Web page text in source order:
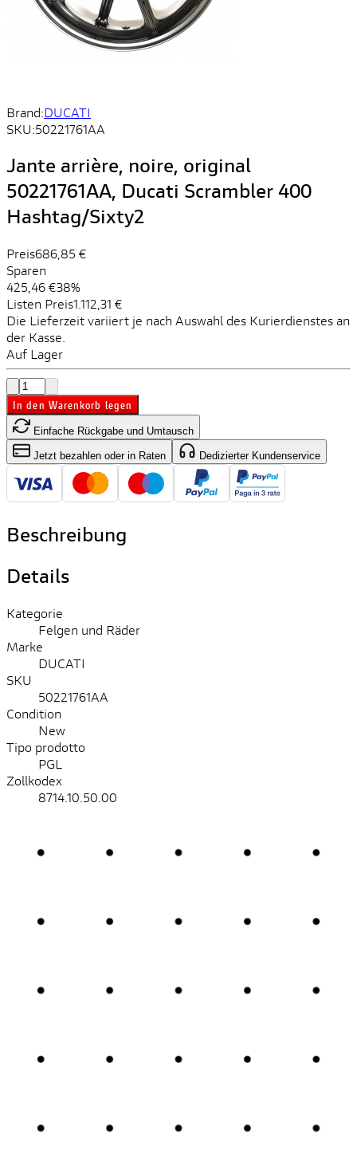
Brand:DUCATI
SKU:50221761AA
Jante arrière, noire, original
50221761AA, Ducati Scrambler 400
Hashtag/Sixty2
Preis686,85 €
Sparen
425,46 €38%
Listen Preis1.112,31 €
Die Lieferzeit variiert je nach Auswahl des Kurierdienstes an
der Kasse.
Auf Lager
In den Warenkorb legen
Einfache Rückgabe und Umtausch
Jetzt bezahlen oder in Raten Dedizierter Kundenservice
Beschreibung
Details
Kategorie
Felgen und Räder
Marke
DUCATI
SKU
50221761AA
Condition
New
Tipo prodotto
PGL
Zollkodex
8714.10.50.00